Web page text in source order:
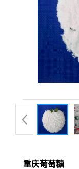
重庆葡萄糖